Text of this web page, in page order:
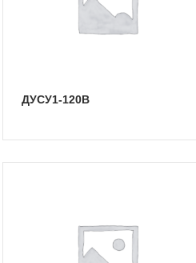
ДУСУ1-120В